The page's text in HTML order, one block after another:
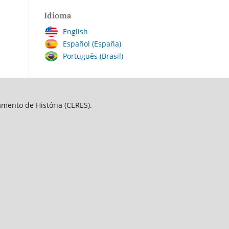
Idioma
English
Español (España)
Português (Brasil)
de História (CERES).